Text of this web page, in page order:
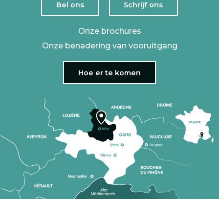
Bel ons Schrijf ons
Onze brochures
Onze benadering van vooruitgang
Hoe er te komen